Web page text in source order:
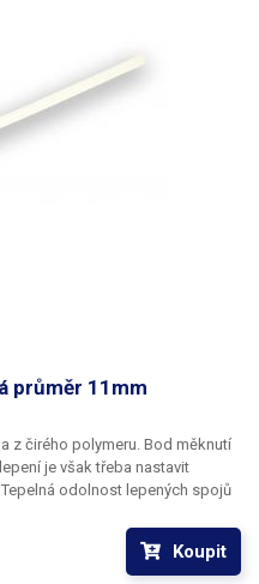
průměr 11mm
z čirého polymeru. Bod měknutí
je však třeba nastavit
odolnost lepených spojů
Koupit